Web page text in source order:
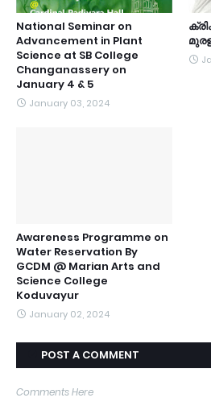
National Seminar on
Advancement in Plant
Science at SB College
Changanassery on
January 4 & 5
January 03, 2024
Awareness Programme on
Water Reservation By
GCDM @ Marian Arts and
Science College
Koduvayur
January 02, 2024
POST A COMMENT
Comments Here